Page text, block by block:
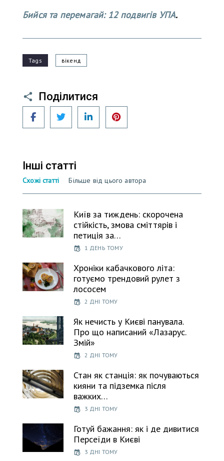
Бийся та перемагай: 12 подвигів УПА.
Tags вікенд
Поділитися
Facebook Twitter LinkedIn
Інші статті
Схожі статті Більше від цього автора
Київ за тиждень: скорочена
стійкість, змова сміттярів і
петиція за…
1 ДЕНЬ ТОМУ
Хроніки кабачкового літа:
готуємо трендовий рулет з
лососем
2 ДНІ ТОМУ
Як нечисть у Києві панувала.
Про що написаний «Лазарус.
Змій»
2 ДНІ ТОМУ
Стан як станція: як почуваються
кияни та підземка після
важких…
3 ДНІ ТОМУ
Готуй бажання: як і де дивитися
Персеїди в Києві
3 ДНІ ТОМУ